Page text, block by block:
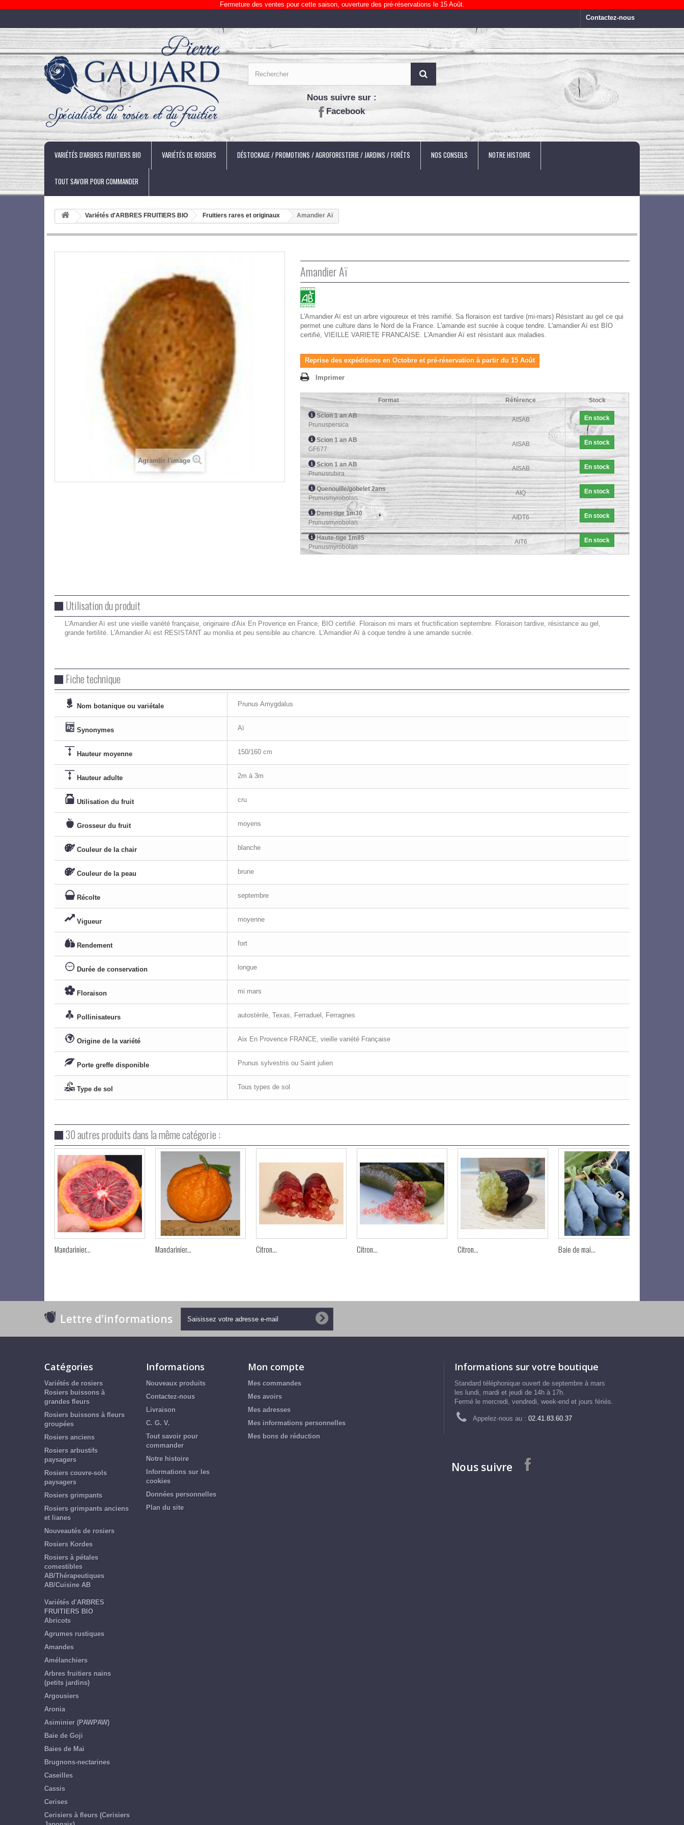
Fermeture des ventes pour cette saison, ouverture des pré-réservations le 15 Août.
Contactez-nous
Nous suivre sur :
Facebook
VARIÉTÉS D'ARBRES FRUITIERS BIO VARIÉTÉS DE ROSIERS DÉSTOCKAGE / PROMOTIONS / AGROFORESTERIE / JARDINS / FORÊTS NOS CONSEILS NOTRE HISTOIRE
TOUT SAVOIR POUR COMMANDER
Variétés d'ARBRES FRUITIERS BIO Fruitiers rares et originaux Amandier Aï
Agrandir l'image
Amandier Aï
L'Amandier Aï est un arbre vigoureux et très ramifié. Sa floraison est tardive (mi-mars) Résistant au gel ce qui
permet une culture dans le Nord de la France. L'amande est sucrée à coque tendre. L'amandier Aï est BIO
certifié, VIEILLE VARIETE FRANCAISE. L'Amandier Aï est résistant aux maladies.
Reprise des expéditions en Octobre et pré-réservation à partir du 15 Août
Imprimer
Format Référence Stock
Scion 1 an AB
Prunuspersica
AISAB En stock
Scion 1 an AB
GF677
AISAB En stock
Scion 1 an AB
Prunusrubira
AISAB En stock
Quenouille/gobelet 2ans
Prunusmyrobolan
AIQ En stock
Demi-tige 1m30
Prunusmyrobolan
AIDT6 En stock
Haute-tige 1m85
Prunusmyrobolan
AIT6 En stock
Utilisation du produit
L'Amandier Aï est une vieille variété française, originaire d'Aix En Provence en France, BIO certifié. Floraison mi mars et fructification septembre. Floraison tardive, résistance au gel,
grande fertilité. L'Amandier Aï est RESISTANT au monilia et peu sensible au chancre. L'Amandier Aï à coque tendre à une amande sucrée.
Fiche technique
Nom botanique ou variétale Prunus Amygdalus
Synonymes Aï
Hauteur moyenne 150/160 cm
Hauteur adulte 2m à 3m
Utilisation du fruit cru
Grosseur du fruit moyens
Couleur de la chair blanche
Couleur de la peau brune
Récolte septembre
Vigueur moyenne
Rendement fort
Durée de conservation longue
Floraison mi mars
Pollinisateurs autostérile, Texas, Ferraduel, Ferragnes
Origine de la variété Aix En Provence FRANCE, vieille variété Française
Porte greffe disponible Prunus sylvestris ou Saint julien
Type de sol Tous types de sol
30 autres produits dans la même catégorie :
Mandarinier... Mandarinier... Citron... Citron... Citron... Baie de mai...
Lettre d'informations
Catégories
Variétés de rosiers
Rosiers buissons à
grandes fleurs
Rosiers buissons à fleurs
groupées
Rosiers anciens
Rosiers arbustifs
paysagers
Rosiers couvre-sols
paysagers
Rosiers grimpants
Rosiers grimpants anciens
et lianes
Nouveautés de rosiers
Rosiers Kordes
Rosiers à pétales
comestibles
AB/Thérapeutiques
AB/Cuisine AB
Variétés d'ARBRES
FRUITIERS BIO
Abricots
Agrumes rustiques
Amandes
Amélanchiers
Arbres fruitiers nains
(petits jardins)
Argousiers
Aronia
Asiminier (PAWPAW)
Baie de Goji
Baies de Mai
Brugnons-nectarines
Caseilles
Cassis
Cerises
Cerisiers à fleurs (Cerisiers
Informations
Nouveaux produits
Contactez-nous
Livraison
C. G. V.
Tout savoir pour
commander
Notre histoire
Informations sur les
cookies
Données personnelles
Plan du site
Mon compte
Mes commandes
Mes avoirs
Mes adresses
Mes informations personnelles
Mes bons de réduction
Informations sur votre boutique
Standard téléphonique ouvert de septembre à mars
les lundi, mardi et jeudi de 14h à 17h.
Fermé le mercredi, vendredi, week-end et jours fériés.
Appelez-nous au : 02.41.83.60.37
Nous suivre